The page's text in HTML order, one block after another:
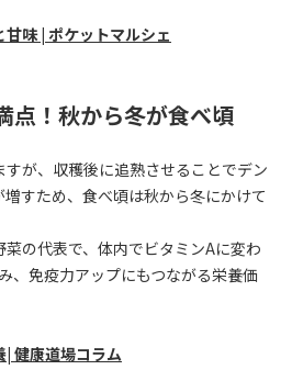
味 | ポケットマルシェ
点！秋から冬が食べ頃
が、収穫後に追熟させることでデン
すため、食べ頃は秋から冬にかけて
の代表で、体内でビタミンAに変わ
、免疫力アップにもつながる栄養価
| 健康道場コラム